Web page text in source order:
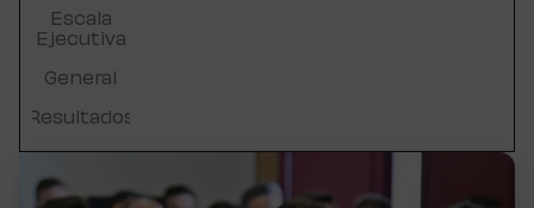
Escala
Ejecutiva
General
Resultados